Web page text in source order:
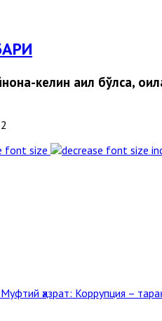
келин аҳил бўлса,
font size
ҳазрат: Коррупция –